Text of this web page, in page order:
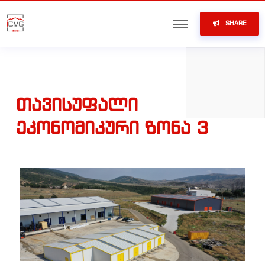
SHARE
ᲗᲐᲕᲘᲡᲣᲤᲐᲚᲘ
ᲔᲙᲝᲜᲝᲛᲘᲙᲣᲠᲘ ᲖᲝᲜᲐ 3